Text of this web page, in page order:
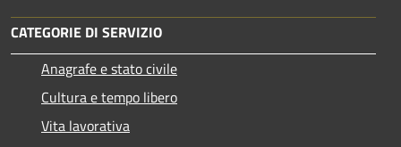
CATEGORIE DI SERVIZIO
Anagrafe e stato civile
Cultura e tempo libero
Vita lavorativa